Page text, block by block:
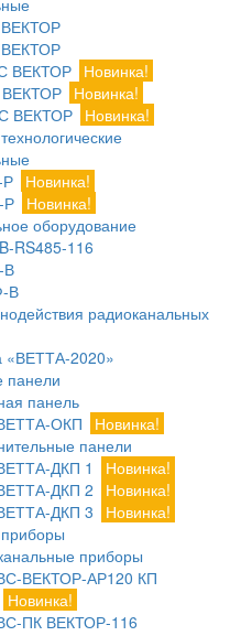
ВЕКТОР Новинка!
Новинка!
ВЕКТОР Новинка!
Новинка!
Р
Новинка!
оборудование
RS485-116
В
В
радиоканальных
«ВЕТТА-2020»
панели
панель
ОКП
Новинка!
панели
ДКП 1
Новинка!
ДКП 2
Новинка!
ДКП 3
Новинка!
приборы
ВЕКТОР-АР120 КП
Новинка!
ПК ВЕКТОР-116